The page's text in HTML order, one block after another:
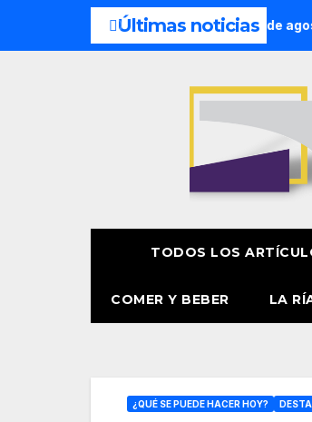
Últimas noticias
¿Qué hacer hoy? 7 de agosto
TODOS LOS
COMER Y BEBER LA
¿QUÉ SE PUEDE HACER HOY?